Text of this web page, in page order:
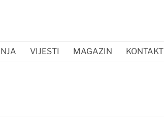
VIJESTI MAGAZIN KONTAKT